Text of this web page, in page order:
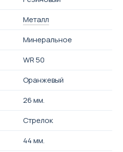
Металл
Минеральное
WR 50
Оранжевый
26 мм.
Стрелок
44 мм.